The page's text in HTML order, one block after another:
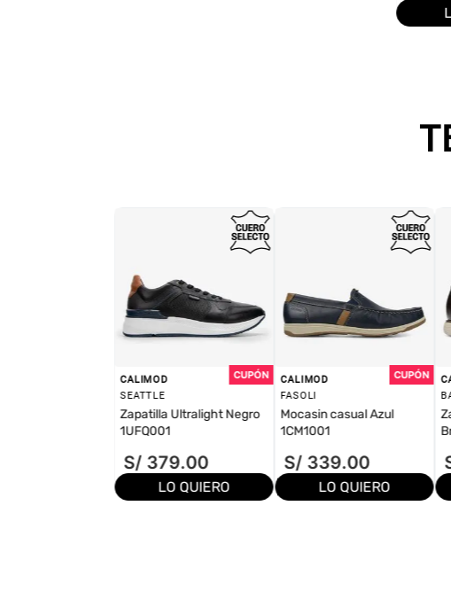
CALIMOD
SEATTLE
Zapatilla Ultralight Negro
1UFQ001
S/ 379.00
LO QUIERO
CALIMOD
FASOLI
Mocasin casual Azul
1CM1001
S/ 339.00
LO QUIERO